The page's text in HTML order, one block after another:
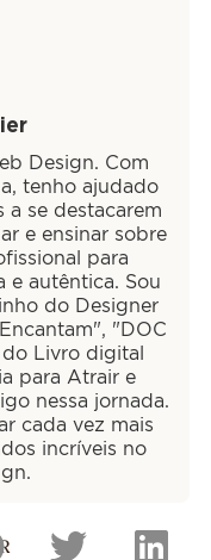
Design. Com
tenho ajudado
a se destacarem
e ensinar sobre
para
e autêntica. Sou
do Designer
"DOC
Livro digital
para Atrair e
nessa jornada.
cada vez mais
incríveis no